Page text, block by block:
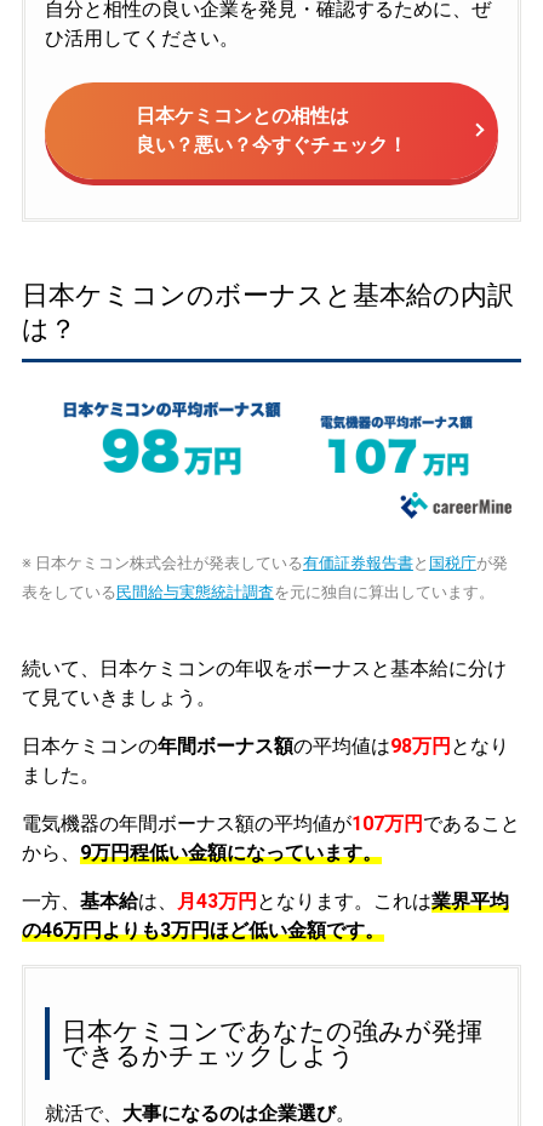
自分と相性の良い企業を発見・確認するために、ぜ
ひ活用してください。
日本ケミコンとの相性は
良い？悪い？今すぐチェック！
日本ケミコンのボーナスと基本給の内訳
は？
※ 日本ケミコン株式会社が発表している有価証券報告書と 国税庁が発
表をしている 民間給与実態統計調査を元に独自に算出しています。
続いて、日本ケミコンの年収をボーナスと基本給に分け
て見ていきましょう。
日本ケミコンの年間ボーナス額の平均値は98万円 となり
ました。
電気機器の年間ボーナス額の平均値が107万円 であること
から、 9万円程低い金額になっています。
一方、 基本給は、 月43万円 となります。これは業界平均
の46万円よりも3万円ほど低い金額です。
日本ケミコンであなたの強みが発揮
できるかチェックしよう
就活で、 大事になるのは企業選び。